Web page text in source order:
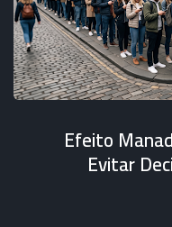
Efeito
Evitar